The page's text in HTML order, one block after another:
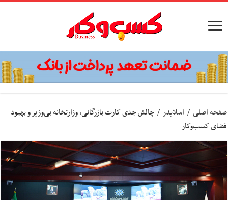
صفحه اصلی / اسلایدر / چالش جدی کارت بازرگانی، وزارتخانه بی‌وزیر و بهبود
فضای کسب‌وکار